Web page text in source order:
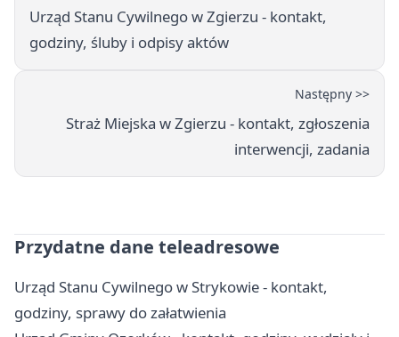
Urząd Stanu Cywilnego w Zgierzu - kontakt,
godziny, śluby i odpisy aktów
Następny >>
Straż Miejska w Zgierzu - kontakt, zgłoszenia
interwencji, zadania
Przydatne dane teleadresowe
Urząd Stanu Cywilnego w Strykowie - kontakt,
godziny, sprawy do załatwienia